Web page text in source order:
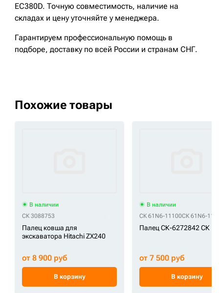
EC380D. Точную совместимость, наличие на
складах и цену уточняйте у менеджера.
Гарантируем профессиональную помощь в
подборе, доставку по всей России и странам СНГ.
Похожие товары
В наличии
СК 3088753
Палец ковша для
экскаватора Hitachi ZX240
от 8 900 руб
В корзину
В наличии
СК 61N6-11100СК 61N6-
Палец СК-6272842 СК
от 7 500 руб
В корзину